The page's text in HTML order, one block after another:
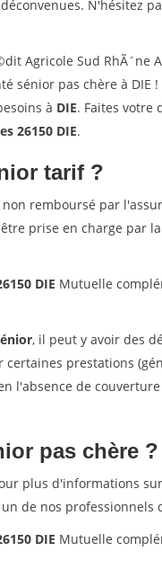
N'hésitez
Agricole Sud RhÃ´ne
sénior pas chère à DIE
à DIE. Faites votre
26150 DIE.
tarif ?
remboursé par
prise en charge par la
DIE Mutuelle
, il peut y avoir des
prestations
l'absence de
pas chère ?
plus d'informations
de nos professionnels
DIE Mutuelle